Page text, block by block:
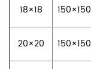
18×18 150×150
20×20 150×150